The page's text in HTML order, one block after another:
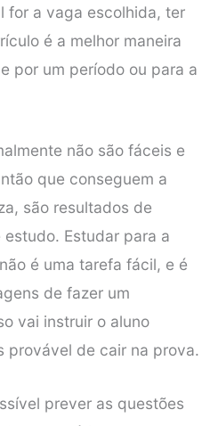
for a vaga escolhida, ter
é a melhor maneira
por um período ou para a
não são fáceis e
que conseguem a
são resultados de
Estudar para a
é uma tarefa fácil, e é
de fazer um
vai instruir o aluno
provável de cair na prova.
prever as questões